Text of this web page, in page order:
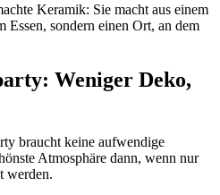
Keramik: Sie macht aus einem
Essen, sondern einen Ort, an dem
Weniger Deko,
braucht keine aufwendige
Atmosphäre dann, wenn nur
werden.